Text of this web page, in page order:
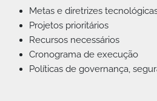
Metas e diretrizes
Projetos prioritários
Recursos necessários
Cronograma de execução
Políticas de governança,